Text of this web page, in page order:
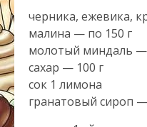
черника, ежевика,
малина — по 150 г
молотый миндаль —
сахар — 100 г
сок 1 лимона
гранатовый сироп